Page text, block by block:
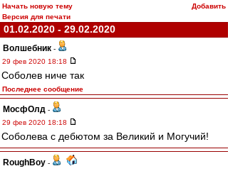
Начать новую тему
Добавить
Версия для печати
01.02.2020 - 29.02.2020
Волшебник -
29 фев 2020 18:18
Соболев ниче так
Последнее сообщение
МосфОлд -
29 фев 2020 18:18
Соболева с дебютом за Великий и Могучий!
RoughBoy -